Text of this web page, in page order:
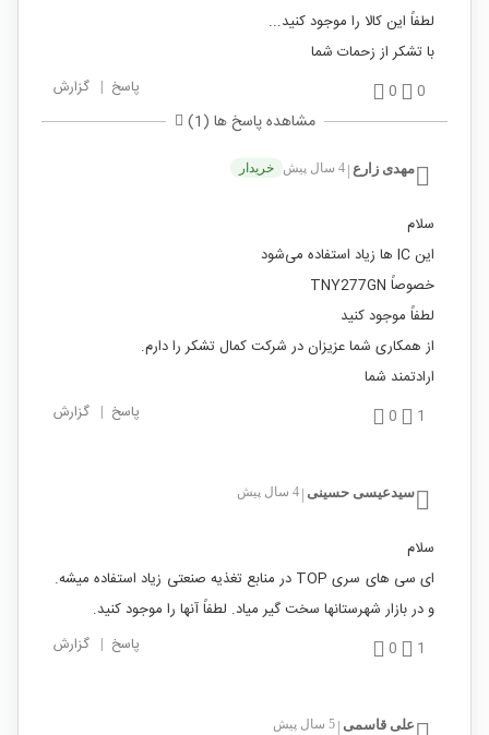
لطفاً این کالا را موجود کنید...
با تشکر از زحمات شما
0
0 پاسخ | گزارش
مشاهده پاسخ ها (1)
مهدی زارع 4 سال پیش خریدار
سلام
این IC ها زیاد استفاده می‌شود
خصوصاً TNY277GN
لطفاً موجود کنید
از همکاری شما عزیزان در شرکت کمال تشکر را دارم.
ارادتمند شما
1
0 پاسخ | گزارش
سیدعیسی حسینی 4 سال پیش
سلام
ای سی های سری TOP در منابع تغذیه صنعتی زیاد استفاده میشه.
و در بازار شهرستانها سخت گیر میاد. لطفاً آنها را موجود کنید.
1
0 پاسخ | گزارش
علی قاسمی 5 سال پیش